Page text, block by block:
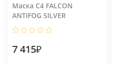
Маска C4 FALCON
ANTIFOG SILVER
7 415₽